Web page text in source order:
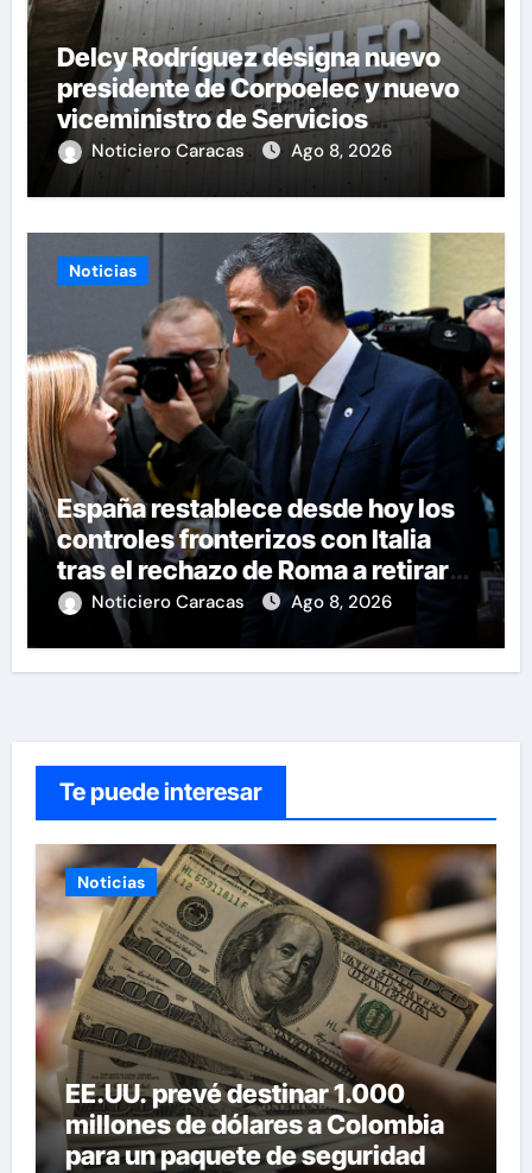
Delcy Rodríguez designa nuevo
presidente de Corpoelec y nuevo
viceministro de Servicios
Eléctricos
Noticiero Caracas Ago 8, 2026
Noticias
España restablece desde hoy los
controles fronterizos con Italia
tras el rechazo de Roma a retirar
las restricciones
Noticiero Caracas Ago 8, 2026
Te puede interesar
Noticias
EE.UU. prevé destinar 1.000
millones de dólares a Colombia
para un paquete de seguridad